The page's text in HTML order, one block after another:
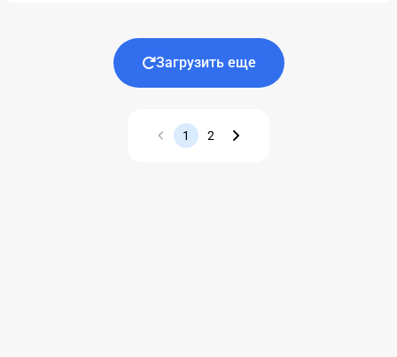
Загрузить еще
Назад
1 2
Вперед